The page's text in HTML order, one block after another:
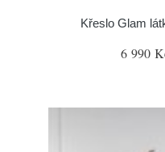
Křeslo Glam
6 990